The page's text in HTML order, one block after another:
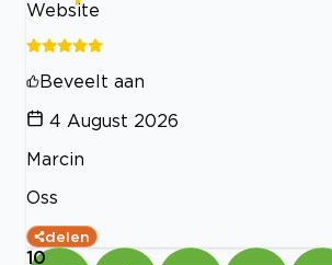
Website
Beveelt aan
4 August 2026
Marcin
Oss
delen
10